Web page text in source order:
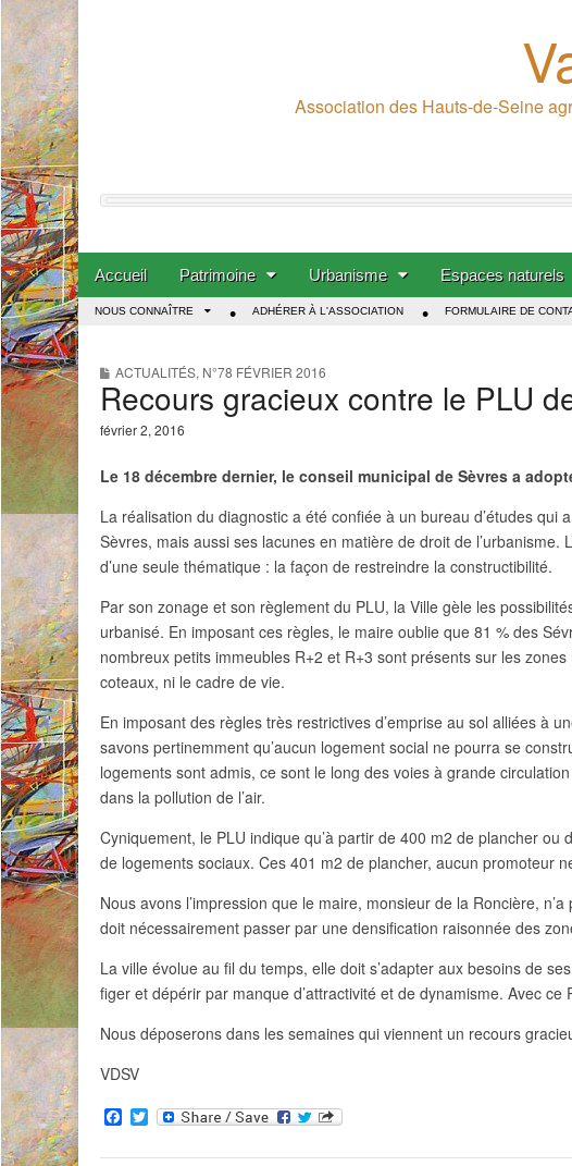
Association des Hauts-de-Seine
Main menu
Skip to content
Accueil Patrimoine Urbanisme Espaces naturels
Sub menu
NOUS CONNAÎTRE ADHÉRER À L'ASSOCIATION FORMULAIRE DE
ACTUALITÉS, N°78 FÉVRIER 2016
Recours gracieux contre le PLU
février 2, 2016
Le 18 décembre dernier, le conseil municipal de Sèvres a
La réalisation du diagnostic a été confiée à un bureau d’études
Sèvres, mais aussi ses lacunes en matière de droit de l’urbanisme.
d’une seule thématique : la façon de restreindre la constructibilité.
Par son zonage et son règlement du PLU, la Ville gèle les
urbanisé. En imposant ces règles, le maire oublie que 81 % des
nombreux petits immeubles R+2 et R+3 sont présents sur les
coteaux, ni le cadre de vie.
En imposant des règles très restrictives d’emprise au sol alliées à
savons pertinemment qu’aucun logement social ne pourra se
logements sont admis, ce sont le long des voies à grande
dans la pollution de l’air.
Cyniquement, le PLU indique qu’à partir de 400 m2 de plancher ou
de logements sociaux. Ces 401 m2 de plancher, aucun promoteur
Nous avons l’impression que le maire, monsieur de la Roncière,
doit nécessairement passer par une densification raisonnée des
La ville évolue au fil du temps, elle doit s’adapter aux besoins de
figer et dépérir par manque d’attractivité et de dynamisme. Avec
Nous déposerons dans les semaines qui viennent un recours
VDSV
F
a
c
T
w
i